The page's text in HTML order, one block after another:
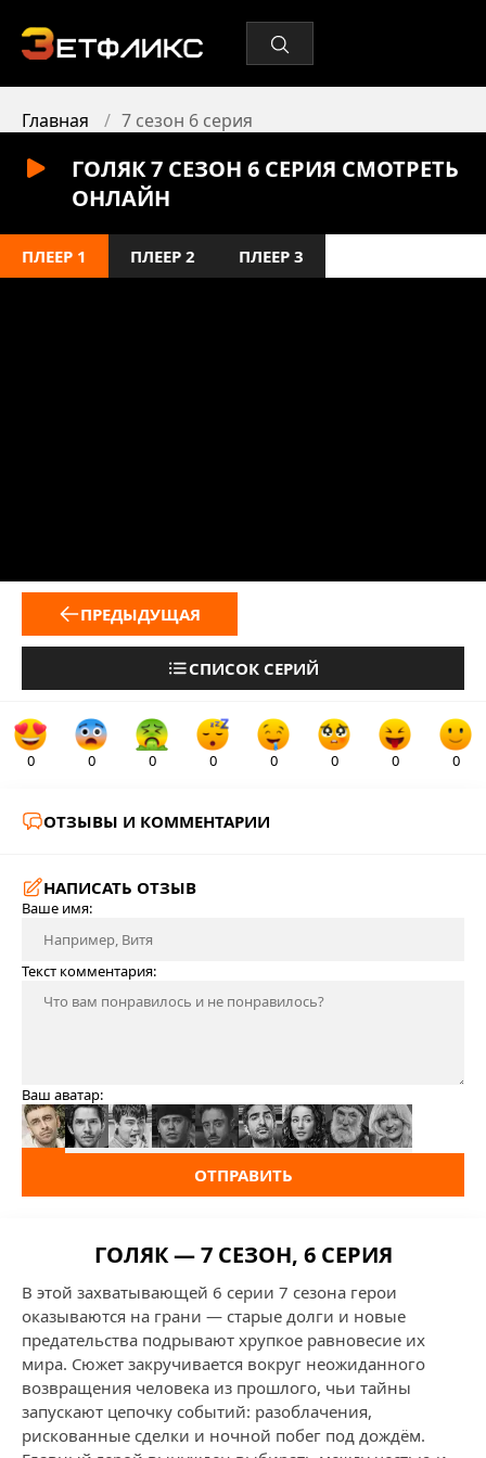
Главная 7 сезон 6 серия
ГОЛЯК 7 СЕЗОН 6 СЕРИЯ СМОТРЕТЬ
ОНЛАЙН
ПЛЕЕР 1 ПЛЕЕР 2 ПЛЕЕР 3
ПРЕДЫДУЩАЯ
СПИСОК СЕРИЙ
0 0 0 0 0 0 0 0
ОТЗЫВЫ И КОММЕНТАРИИ
НАПИСАТЬ ОТЗЫВ
Ваше имя:
Текст комментария:
Ваш аватар:
ОТПРАВИТЬ
ГОЛЯК — 7 СЕЗОН, 6 СЕРИЯ
В этой захватывающей 6 серии 7 сезона герои
оказываются на грани — старые долги и новые
предательства подрывают хрупкое равновесие их
мира. Сюжет закручивается вокруг неожиданного
возвращения человека из прошлого, чьи тайны
запускают цепочку событий: разоблачения,
рискованные сделки и ночной побег под дождём.